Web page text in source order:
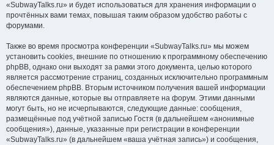
«SubwayTalks.ru» и будет использоваться для хранения информации о
прочтённых вами темах, повышая таким образом удобство работы с
форумами.
Также во время просмотра конференции «SubwayTalks.ru» мы можем
установить cookies, внешние по отношению к программному обеспечению
phpBB, однако они выходят за рамки этого документа, целью которого
является рассмотрение страниц, созданных исключительно программным
обеспечением phpBB. Вторым источником получения вашей информации
являются данные, которые вы отправляете на форум. Этими данными
могут быть, но не исчерпываются, следующие данные: сообщения,
размещённые под учётной записью Гостя (в дальнейшем «анонимные
сообщения»), данные, указанные при регистрации в конференции
«SubwayTalks.ru» (в дальнейшем «ваша учётная запись») и сообщения,